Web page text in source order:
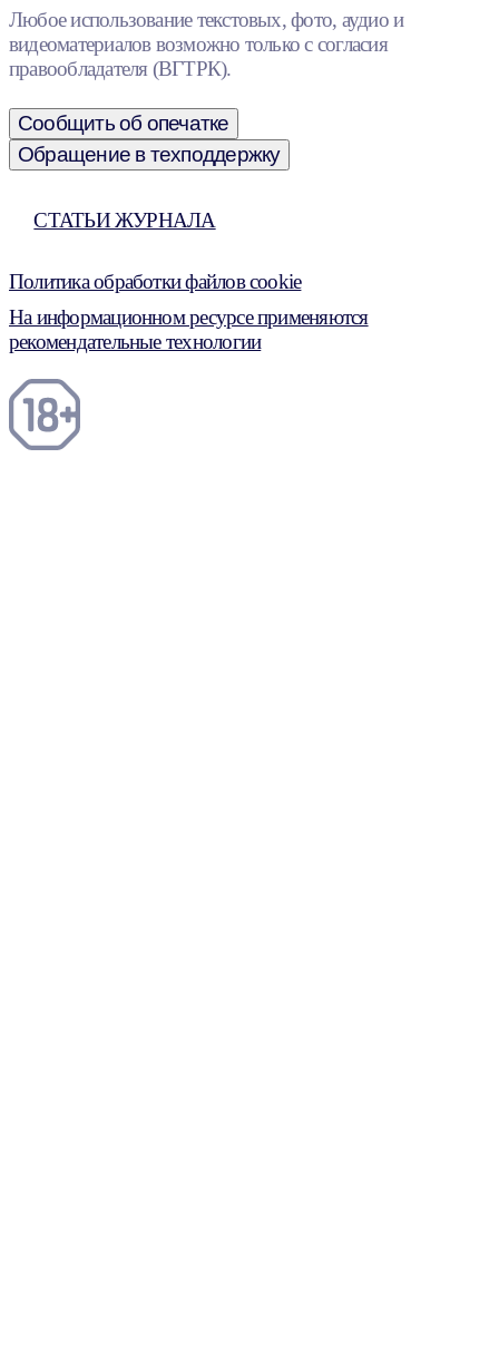
Любое использование текстовых, фото, аудио и
видеоматериалов возможно только с согласия
правообладателя (ВГТРК).
Сообщить об опечатке
Обращение в техподдержку
СТАТЬИ ЖУРНАЛА
Политика обработки файлов cookie
На информационном ресурсе применяются
рекомендательные технологии